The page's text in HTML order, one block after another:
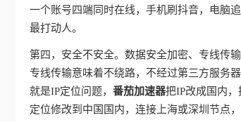
一个账号四端同时在线，手机刷抖音，电脑
最打动人。
第四，安全不安全。数据安全加密、专线传
专线传输意味着不绕路，不经过第三方服务
就是IP定位问题， 番茄加速器把IP改成国内
定位修改到中国国内，连接上海或深圳节点